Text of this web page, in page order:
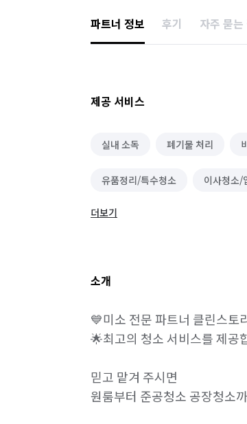
파트너 정보 후기 자주 묻는
제공 서비스
실내 소독 폐기물 처리
유품정리/특수청소 이사청소/
더보기
소개
💙미소 전문 파트너 클린스토
🌟최고의 청소 서비스를 제공
믿고 맡겨 주시면
원룸부터 준공청소 공장청소